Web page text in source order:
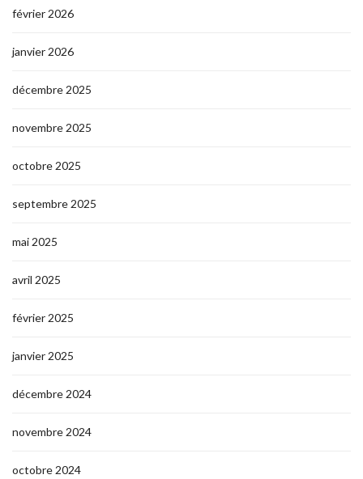
février 2026
janvier 2026
décembre 2025
novembre 2025
octobre 2025
septembre 2025
mai 2025
avril 2025
février 2025
janvier 2025
décembre 2024
novembre 2024
octobre 2024